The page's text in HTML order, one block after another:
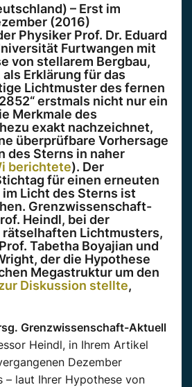
– Erst im
(2016)
Physiker Prof. Dr. Eduard
Furtwangen mit
von stellarem Bergbau,
Erklärung für das
Lichtmuster des fernen
erstmals nicht nur ein
Merkmale des
exakt nachzeichnet,
überprüfbare Vorhersage
des Sterns in naher
berichtete). Der
für einen erneuten
Licht des Sterns ist
Grenzwissenschaft-
Heindl, bei der
rätselhaften Lichtmusters,
Tabetha Boyajian und
der die Hypothese
Megastruktur um den
Diskussion stellte,
Grenzwissenschaft-Aktuell
Heindl, in Ihrem Artikel
Dezember
– laut Ihrer Hypothese von